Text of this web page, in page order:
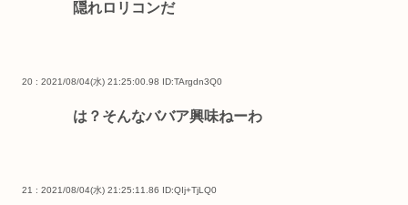
隠れロリコンだ
20 : 2021/08/04(水) 21:25:00.98 ID:TArgdn3Q0
は？そんなババア興味ねーわ
21 : 2021/08/04(水) 21:25:11.86 ID:QIj+TjLQ0